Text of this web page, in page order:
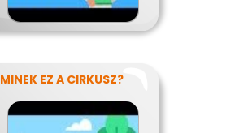
MINEK EZ A CIRKUSZ?